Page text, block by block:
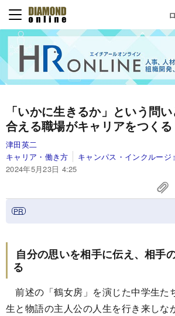
「いかに生きるか」という問
合える職場がキャリアをつくる
津田英二
キャリア・働き方
キャンパス・インクルージ
2024年5月23日 4:25
自分の思いを相手に伝え、相手
る
前述の「鶴女房」を演じた中学生た
生と物語の主人公の人生を行き来しな